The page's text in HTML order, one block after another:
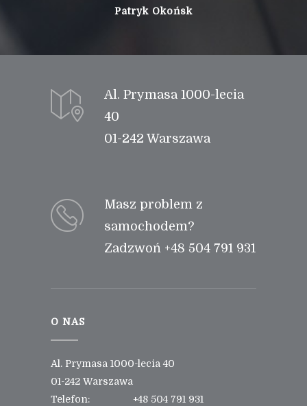
Patryk Okońsk
Al. Prymasa 1000-lecia
40
01-242 Warszawa
Masz problem z
samochodem?
Zadzwoń +48 504 791 931
O NAS
Al. Prymasa 1000-lecia 40
01-242 Warszawa
Telefon:
+48 504 791 931